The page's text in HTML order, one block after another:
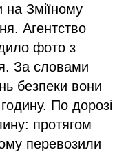
на Зміїному
Агентство
фото з
За словами
безпеки вони
По дорозі
протягом
перевозили